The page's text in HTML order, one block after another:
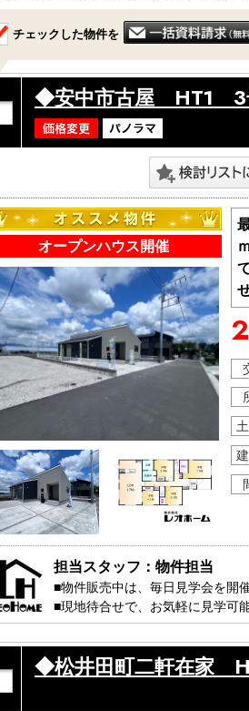
チェックした物件を
◆安中市古屋 HT1 3
オープンハウス開催
担当スタッフ：物件担当
■物件販売中は、毎日見学会を開
■現地待合せで、お気軽に見学可
・・・見学コース・・・・・・
１，ちょこっと見学　20分～
（ちょっと見てみたい方）
◆松井田町二軒在家